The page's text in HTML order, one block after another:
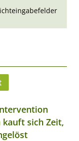
kauft sich Zeit,